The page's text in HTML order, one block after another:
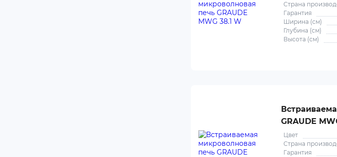
Страна
Гарантия
Ширина (см)
Глубина (см)
Высота (см)
GRAUDE
Цвет
Страна
Гарантия